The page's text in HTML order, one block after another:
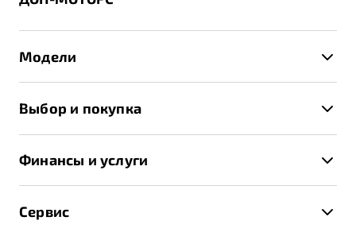
Модели
X70
Выбор и покупка
Спецпредложения и Акции
Записаться на тест-драйв
Финансы и услуги
Трейд-ин
Сервис